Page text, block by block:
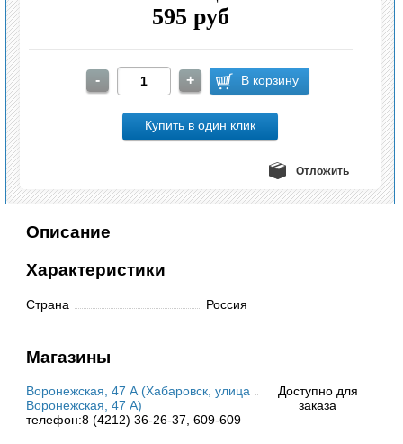
595 руб
Отложить
Описание
Характеристики
Страна Россия
Магазины
Воронежская, 47 А (Хабаровск, улица
Воронежская, 47 А)
телефон:8 (4212) 36-26-37, 609-609
Доступно для
заказа